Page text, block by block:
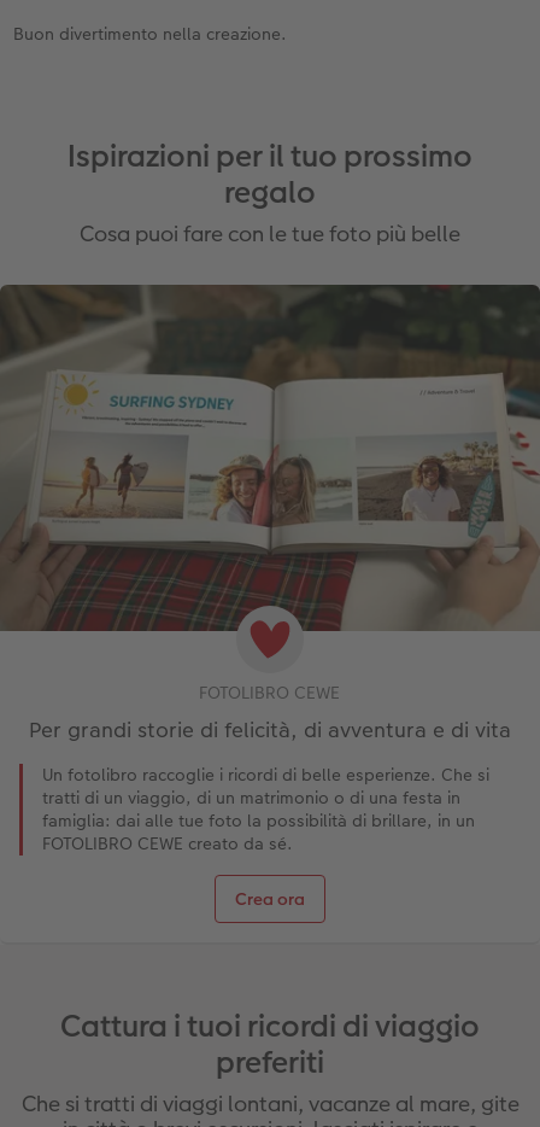
Buon divertimento nella creazione.
Ispirazioni per il tuo prossimo
regalo
Cosa puoi fare con le tue foto più belle
FOTOLIBRO CEWE
Per grandi storie di felicità, di avventura e di vita
Un fotolibro raccoglie i ricordi di belle esperienze. Che si
tratti di un viaggio, di un matrimonio o di una festa in
famiglia: dai alle tue foto la possibilità di brillare, in un
FOTOLIBRO CEWE creato da sé.
Crea ora
Cattura i tuoi ricordi di viaggio
preferiti
Che si tratti di viaggi lontani, vacanze al mare, gite